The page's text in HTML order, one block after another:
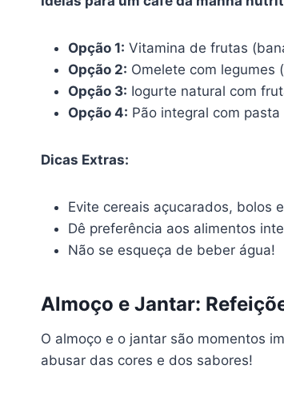
Opção 1: Vitamina de frutas
Opção 2: Omelete com legumes
Opção 3: Iogurte natural com
Opção 4: Pão integral com
Dicas Extras:
Evite cereais açucarados, bolos
Dê preferência aos alimentos
Não se esqueça de beber água!
Almoço e Jantar:
O almoço e o jantar são momentos
abusar das cores e dos sabores!